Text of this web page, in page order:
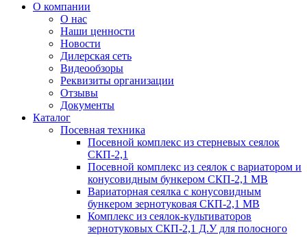
О компании
О нас
Наши ценности
Новости
Дилерская сеть
Видеообзоры
Реквизиты организации
Отзывы
Документы
Каталог
Посевная техника
Посевной комплекс из стерневых сеялок
СКП-2,1
Посевной комплекс из сеялок с вариатором и
конусовидным бункером СКП-2,1 МВ
Вариаторная сеялка с конусовидным
бункером зернотуковая СКП-2,1 МВ
Комплекс из сеялок-культиваторов
зернотуковых СКП-2,1 Д.У для полосного